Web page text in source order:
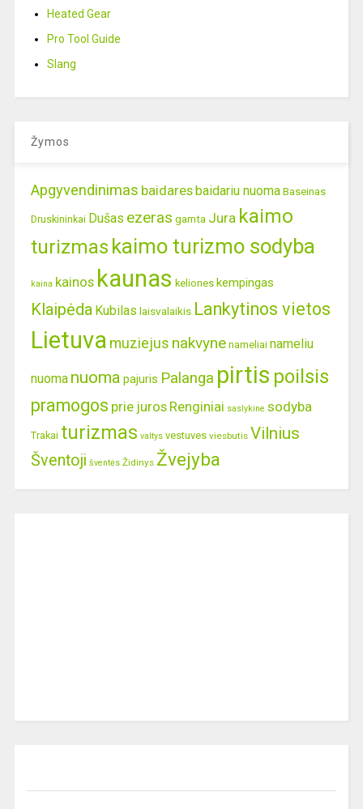
Heated Gear
Pro Tool Guide
Slang
Žymos
Apgyvendinimas baidaresbaidariu nuoma Baseinas
Druskininkai Dušas ezeras gamta Jura kaimo
turizmas kaimo turizmo sodyba
kaina kainos kaunas keliones kempingas
Klaipėda Kubilas laisvalaikis Lankytinos vietos
Lietuva muziejus nakvyne nameliai nameliu
nuoma nuoma pajuris Palanga pirtis poilsis
pramogos prie juros Renginiai saslykine sodyba
Trakai turizmas valtys vestuves viesbutis Vilnius
Šventoji šventės Židinys Žvejyba